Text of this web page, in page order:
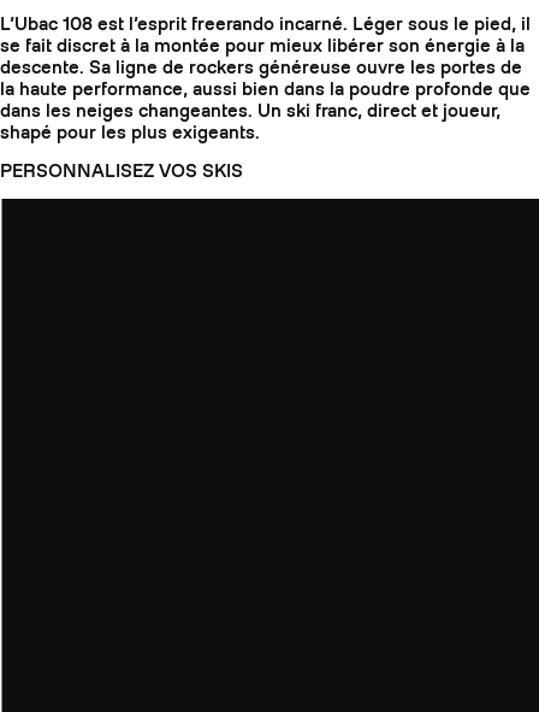
L’Ubac 108 est l’esprit freerando incarné. Léger sous le pied, il
se fait discret à la montée pour mieux libérer son énergie à la
descente. Sa ligne de rockers généreuse ouvre les portes de
la haute performance, aussi bien dans la poudre profonde que
dans les neiges changeantes. Un ski franc, direct et joueur,
shapé pour les plus exigeants.
PERSONNALISEZ VOS SKIS